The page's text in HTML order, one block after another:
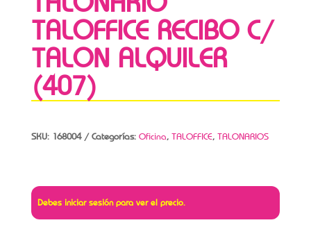
TALOFFICE RECIBO C/
TALON ALQUILER
(407)
SKU: 168004 Categorías: Oficina, TALOFFICE, TALONARIOS
Debes iniciar sesión para ver el precio.